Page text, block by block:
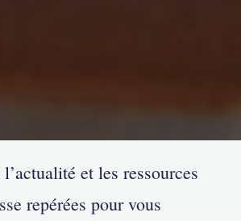
et les ressources
repérées pour vous